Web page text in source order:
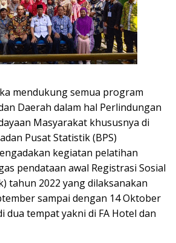
mendukung semua program
Daerah dalam hal Perlindungan
Masyarakat khususnya di
Pusat Statistik (BPS)
kegiatan pelatihan
pendataan awal Registrasi Sosial
tahun 2022 yang dilaksanakan
sampai dengan 14 Oktober
dua tempat yakni di FA Hotel dan